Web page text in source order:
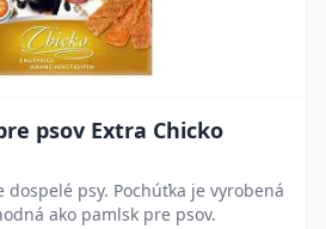
psov Extra Chicko
dospelé psy. Pochúťka je vyrobená
ako pamlsk pre psov.